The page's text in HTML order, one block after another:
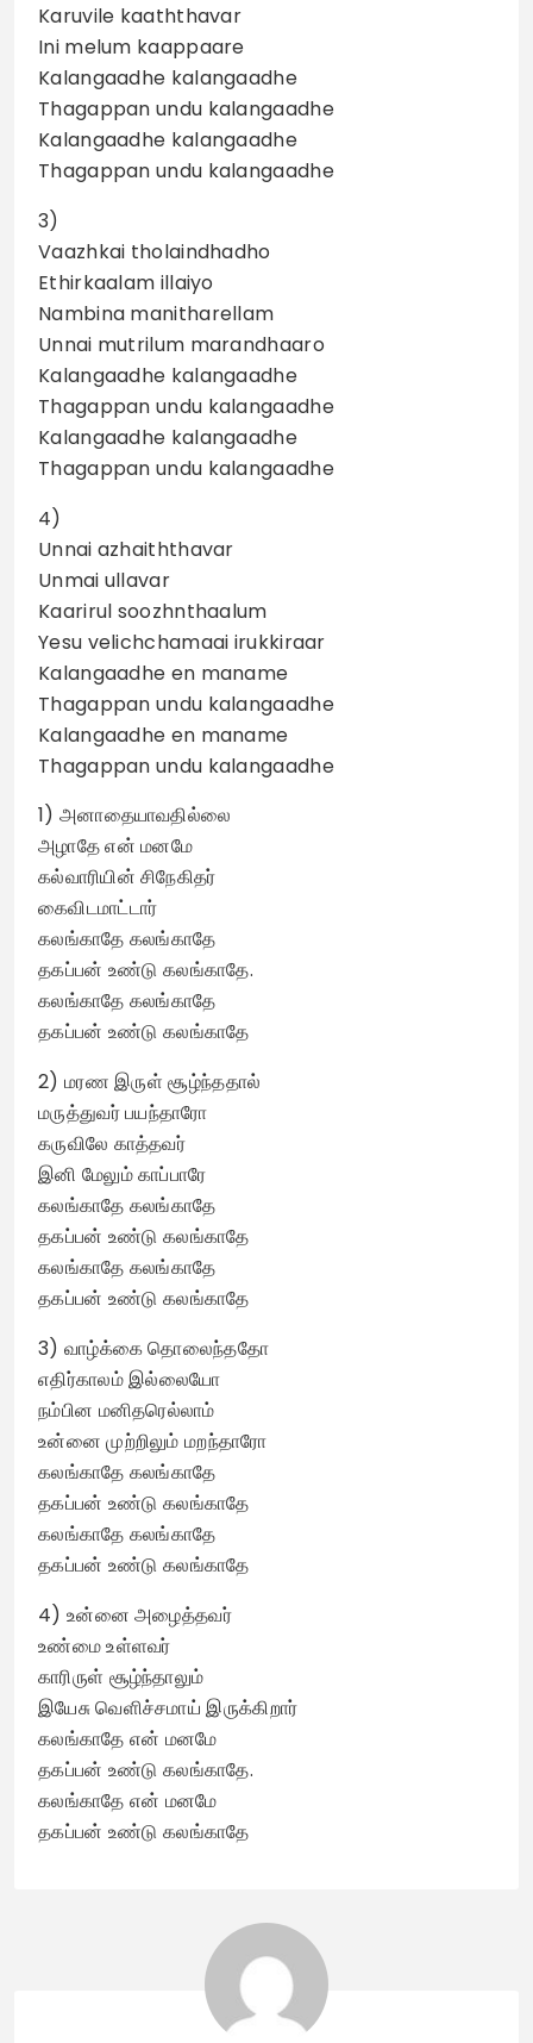
Karuvile kaaththavar
Ini melum kaappaare
Kalangaadhe kalangaadhe
Thagappan undu kalangaadhe
Kalangaadhe kalangaadhe
Thagappan undu kalangaadhe
3)
Vaazhkai tholaindhadho
Ethirkaalam illaiyo
Nambina manitharellam
Unnai mutrilum marandhaaro
Kalangaadhe kalangaadhe
Thagappan undu kalangaadhe
Kalangaadhe kalangaadhe
Thagappan undu kalangaadhe
4)
Unnai azhaiththavar
Unmai ullavar
Kaarirul soozhnthaalum
Yesu velichchamaai irukkiraar
Kalangaadhe en maname
Thagappan undu kalangaadhe
Kalangaadhe en maname
Thagappan undu kalangaadhe
1) அனாதையாவதில்லை
அழாதே என் மனமே
கல்வாரியின் சிநேகிதர்
கைவிடமாட்டார்
கலங்காதே கலங்காதே
தகப்பன் உண்டு கலங்காதே.
கலங்காதே கலங்காதே
தகப்பன் உண்டு கலங்காதே
2) மரண இருள் சூழ்ந்ததால்
மருத்துவர் பயந்தாரோ
கருவிலே காத்தவர்
இனி மேலும் காப்பாரே
கலங்காதே கலங்காதே
தகப்பன் உண்டு கலங்காதே
கலங்காதே கலங்காதே
தகப்பன் உண்டு கலங்காதே
3) வாழ்க்கை தொலைந்ததோ
எதிர்காலம் இல்லையோ
நம்பின மனிதரெல்லாம்
உன்னை முற்றிலும் மறந்தாரோ
கலங்காதே கலங்காதே
தகப்பன் உண்டு கலங்காதே
கலங்காதே கலங்காதே
தகப்பன் உண்டு கலங்காதே
4) உன்னை அழைத்தவர்
உண்மை உள்ளவர்
காரிருள் சூழ்ந்தாலும்
இயேசு வெளிச்சமாய் இருக்கிறார்
கலங்காதே என் மனமே
தகப்பன் உண்டு கலங்காதே.
கலங்காதே என் மனமே
தகப்பன் உண்டு கலங்காதே